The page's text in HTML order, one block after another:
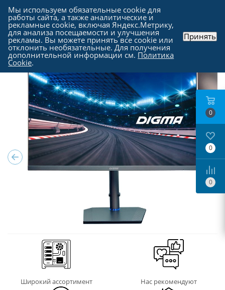
Каталог - Мониторы
Широкий ассортимент Нас рекомендуют
0
0
0
Мы используем обязательные cookie для
работы сайта, а также аналитические и
рекламные cookie, включая Яндекс.Метрику,
для анализа посещаемости и улучшения
рекламы. Вы можете принять все cookie или
отклонить необязательные. Для получения
дополнительной информации см. Политика
Cookie.
Принять